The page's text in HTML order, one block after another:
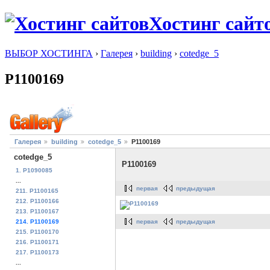
Хостинг
ВЫБОР ХОСТИНГА › Галерея › building › cotedge_5
P1100169
Галерея building cotedge_5 P1100169
cotedge_5
1. P1090085
...
211. P1100165
212. P1100166
213. P1100167
214. P1100169
215. P1100170
216. P1100171
217. P1100173
...
P1100169
первая предыдущая
первая предыдущая